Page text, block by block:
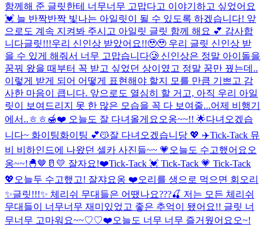
함께해 준 글릿한테 너무너무 고맙다고 이야기하고 싶었어요
💓 늘 반짝반짝 빛나는 아일릿이 될 수 있도록 하겠습니다! 앞
으로도 계속 지켜봐 주시고 아일릿 글릿 함께 해요 💕 감사합
니다글릿!!!우리 신인상 받았어요!!🥹🥹 우리 글릿 신인상 받
을 수 있게 해줘서 너무 고맙습니다🥲 신인상은 정말 아이돌을
꿈꿔 왔을 때부터 꼭 받고 싶었던 상이였고 정말 꿈만 꿨는데..
이렇게 받게 되어 어떻게 표현해야 할지 모를 만큼 기쁘고 감
사한 마음이 큽니다. 앞으로도 열심히 할 거고, 아직 우리 아일
릿이 보여드리지 못 한 많은 모습을 꼭 다 보여줄...어제 비행기
에서..ㅎㅎ🍯❤️ 오늘도 잘 다녀올게요오옹~~!! 🌟다녀오겠습
니다~ 화이팅화이팅 💕😽잘 다녀오겠습니당 💖 ✈️Tick-Tack 뮤
비 비하인드에 나왔던 셀카 사진들~~ 💗 오늘도 수고했어요오
옹~~!🐣🤎🥛💛 잘자요!❤️Tick-Tack 💓 Tick-Tack 💗 Tick-Tack
💖 오늘두 수고했고! 잘쟈요옹 ❤️오리를 생으로 먹으면 회오리
✨글릿!!!✨ 체리쉬 무대들은 어땠나요???🍒 저는 모든 체리쉬
무대들이 너무너무 재미있었고 좋은 추억이 됐어요!! 글릿 너
무너무 고마워요~~♡♡❤️오늘도 너무 너무 즐거웠어요오~!